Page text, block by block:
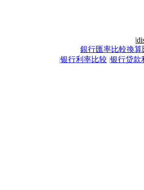
|
銀行匯率比較換算
|银行利率比较 |银行贷款